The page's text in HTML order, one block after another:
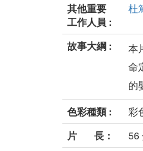
其他重要
工作人員 :
杜
故事大綱 :
本
命
的
色彩種類 :
彩
片 長：
56